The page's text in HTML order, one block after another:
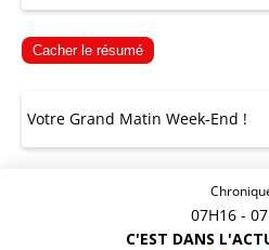
Cacher le résumé
Votre Grand Matin Week-End !
07H16 -
C'EST DANS